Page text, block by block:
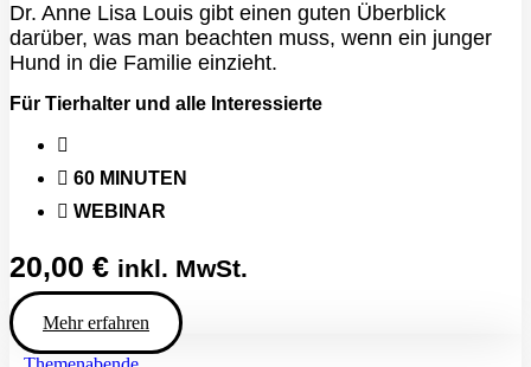
Dr. Anne Lisa Louis gibt einen guten Überblick
darüber, was man beachten muss, wenn ein junger
Hund in die Familie einzieht.
Für Tierhalter und alle Interessierte
60 MINUTEN
WEBINAR
20,00 € inkl. MwSt.
Mehr erfahren